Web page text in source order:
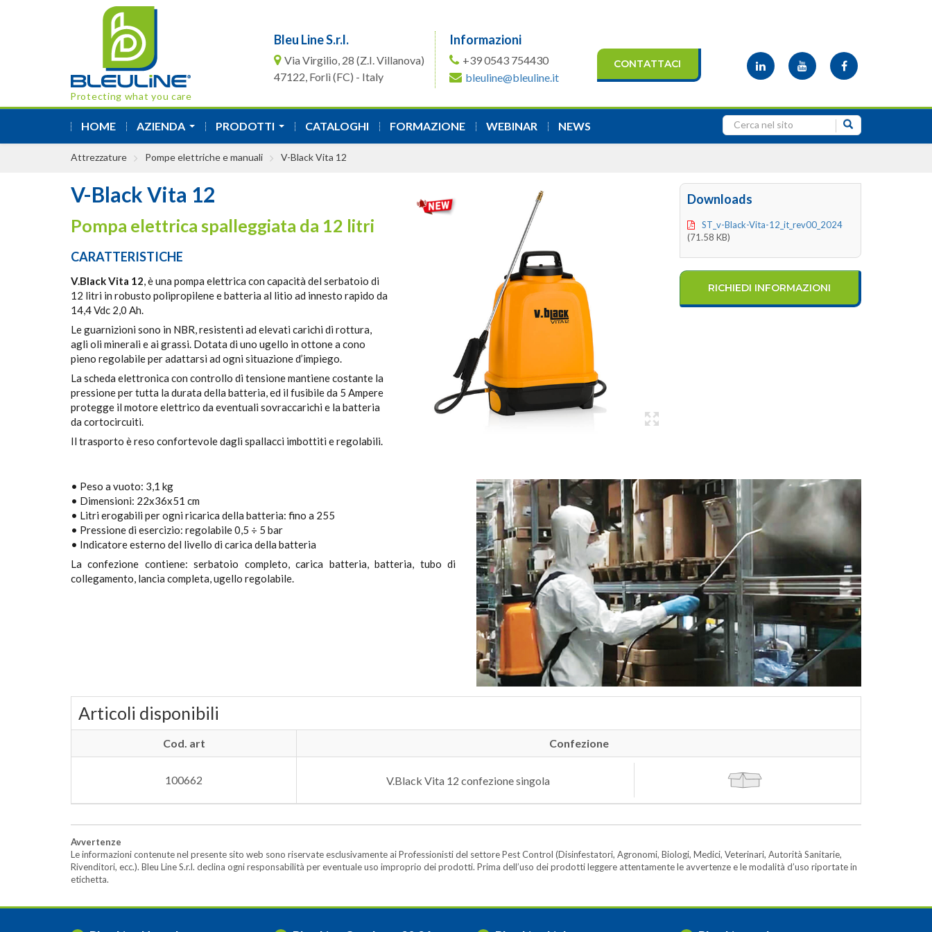
Protecting what you care
Bleu Line S.r.l.
Via Virgilio, 28 (Z.I. Villanova)
47122, Forlì (FC) - Italy
Informazioni
+39 0543 754430
bleuline@bleuline.it
CONTATTACI
HOME AZIENDA PRODOTTI CATALOGHI FORMAZIONE WEBINAR NEWS
Attrezzature Pompe elettriche e manuali V-Black Vita 12
V-Black Vita 12
Pompa elettrica spalleggiata da 12 litri
CARATTERISTICHE
V.Black Vita 12, è una pompa elettrica con capacità del serbatoio di
12 litri in robusto polipropilene e batteria al litio ad innesto rapido da
14,4 Vdc 2,0 Ah.
Le guarnizioni sono in NBR, resistenti ad elevati carichi di rottura,
agli oli minerali e ai grassi. Dotata di uno ugello in ottone a cono
pieno regolabile per adattarsi ad ogni situazione d’impiego.
La scheda elettronica con controllo di tensione mantiene costante la
pressione per tutta la durata della batteria, ed il fusibile da 5 Ampere
protegge il motore elettrico da eventuali sovraccarichi e la batteria
da cortocircuiti.
Il trasporto è reso confortevole dagli spallacci imbottiti e regolabili.
Downloads
ST_v-Black-Vita-12_it_rev00_2024
(71.58 KB)
RICHIEDI INFORMAZIONI
• Peso a vuoto: 3,1 kg
• Dimensioni: 22x36x51 cm
• Litri erogabili per ogni ricarica della batteria: fino a 255
• Pressione di esercizio: regolabile 0,5 ÷ 5 bar
• Indicatore esterno del livello di carica della batteria
La confezione contiene: serbatoio completo, carica batteria, batteria, tubo di
collegamento, lancia completa, ugello regolabile.
Articoli disponibili
Cod. art Confezione
100662 V.Black Vita 12 confezione singola
Avvertenze
Le informazioni contenute nel presente sito web sono riservate esclusivamente ai Professionisti del settore Pest Control (Disinfestatori, Agronomi, Biologi, Medici, Veterinari, Autorità Sanitarie,
Rivenditori, ecc.). Bleu Line S.r.l. declina ogni responsabilità per eventuale uso improprio dei prodotti. Prima dell’uso dei prodotti leggere attentamente le avvertenze e le modalità d’uso riportate in
etichetta.